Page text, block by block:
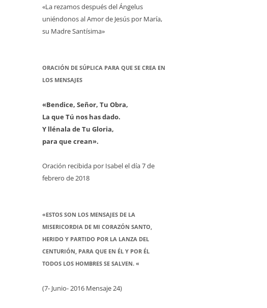
«La rezamos después del Ángelus
uniéndonos al Amor de Jesús por María,
su Madre Santísima»
ORACIÓN DE SÚPLICA PARA QUE SE CREA EN
LOS MENSAJES
«Bendice, Señor, Tu Obra,
La que Tú nos has dado.
Y llénala de Tu Gloria,
para que crean».
Oración recibida por Isabel el día 7 de
febrero de 2018
«ESTOS SON LOS MENSAJES DE LA
MISERICORDIA DE MI CORAZÓN SANTO,
HERIDO Y PARTIDO POR LA LANZA DEL
CENTURIÓN, PARA QUE EN ÉL Y POR ÉL
TODOS LOS HOMBRES SE SALVEN. «
(7- Junio- 2016 Mensaje 24)